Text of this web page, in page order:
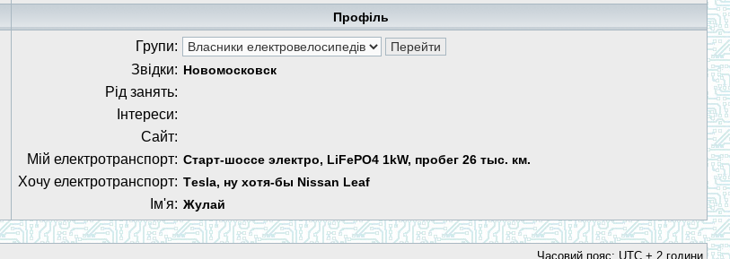
Профіль
Групи:
Звідки: Новомосковск
Рід занять:
Інтереси:
Сайт:
Мій електротранспорт: Старт-шоссе электро, LiFePO4 1kW, пробег 26 тыс. км.
Хочу електротранспорт: Тesla, ну хотя-бы Nissan Leaf
Ім'я: Жулай
Часовий пояс: UTC + 2 години